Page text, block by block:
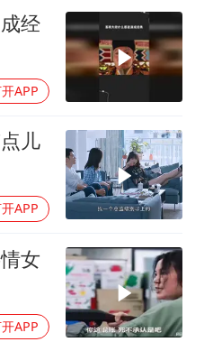
演唱会取消
人民的健康、体质、幸福一脉相承
经
APP
儿
APP
女
APP